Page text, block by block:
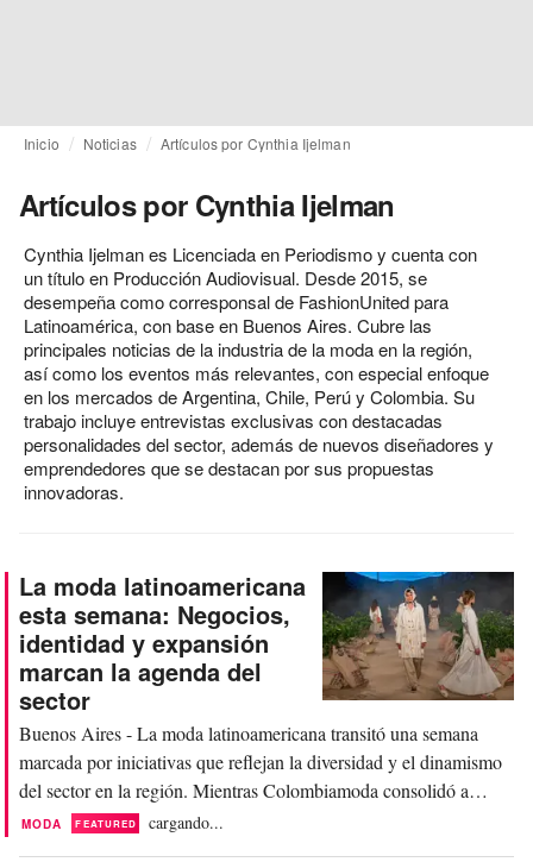
Inicio Noticias Artículos por Cynthia Ijelman
Artículos por Cynthia Ijelman
Cynthia Ijelman es Licenciada en Periodismo y cuenta con
un título en Producción Audiovisual. Desde 2015, se
desempeña como corresponsal de FashionUnited para
Latinoamérica, con base en Buenos Aires. Cubre las
principales noticias de la industria de la moda en la región,
así como los eventos más relevantes, con especial enfoque
en los mercados de Argentina, Chile, Perú y Colombia. Su
trabajo incluye entrevistas exclusivas con destacadas
personalidades del sector, además de nuevos diseñadores y
emprendedores que se destacan por sus propuestas
innovadoras.
La moda latinoamericana
esta semana: Negocios,
identidad y expansión
marcan la agenda del
sector
Buenos Aires - La moda latinoamericana transitó una semana
marcada por iniciativas que reflejan la diversidad y el dinamismo
del sector en la región. Mientras Colombiamoda consolidó a
Medellín como uno de los principales centros de negocios de
MODA FEATURED cargando...